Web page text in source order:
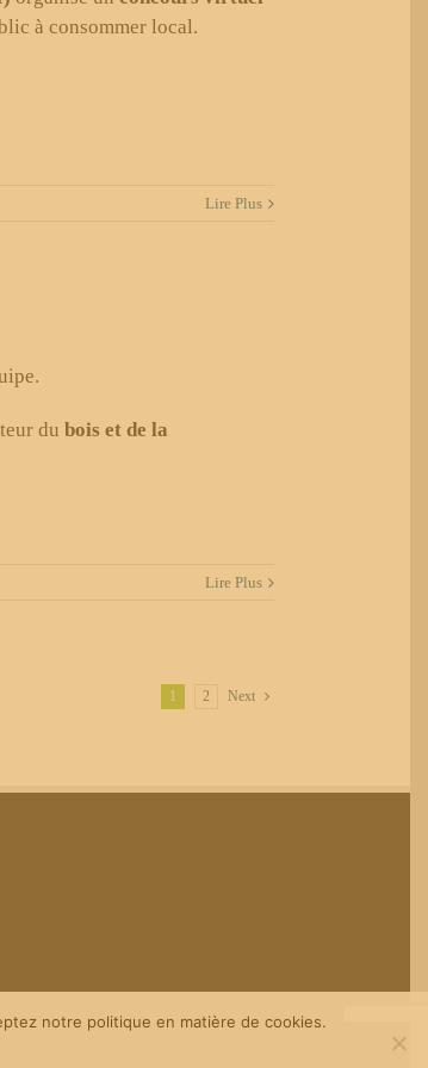
à consommer local.
Lire Plus
dubois et de la
Lire Plus
1 2 Next
notre politique en matière de cookies.